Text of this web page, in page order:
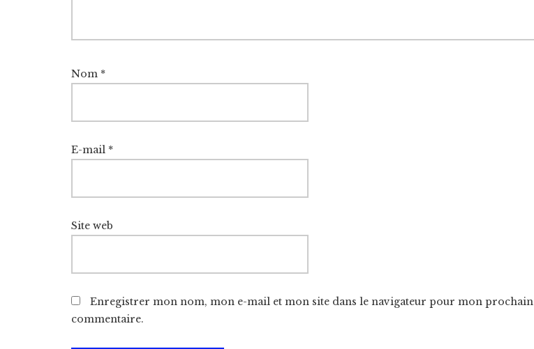
Nom *
E-mail *
Site web
Enregistrer mon nom, mon e-mail et mon site dans le navigateur pour mon prochain
commentaire.